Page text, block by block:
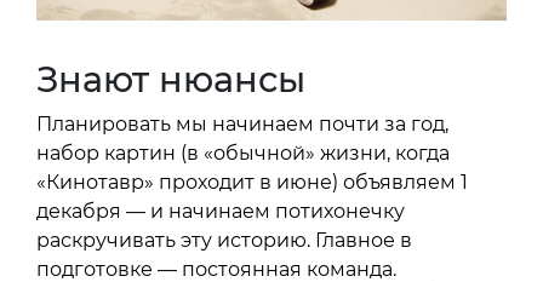
Знают нюансы
Планировать мы начинаем почти за год,
набор картин (в «обычной» жизни, когда
«Кинотавр» проходит в июне) объявляем 1
декабря — и начинаем потихонечку
раскручивать эту историю. Главное в
подготовке — постоянная команда.